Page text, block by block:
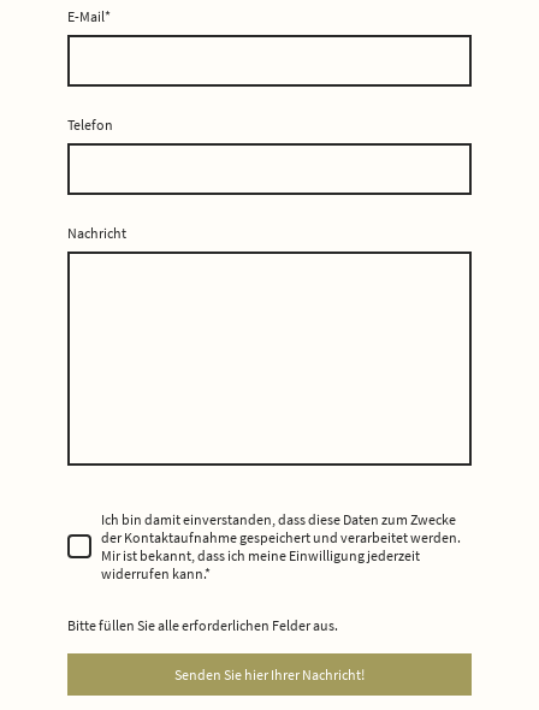
E-Mail*
Telefon
Nachricht
Ich bin damit einverstanden, dass diese Daten zum Zwecke
der Kontaktaufnahme gespeichert und verarbeitet werden.
Mir ist bekannt, dass ich meine Einwilligung jederzeit
widerrufen kann.*
Bitte füllen Sie alle erforderlichen Felder aus.
Senden Sie hier Ihrer Nachricht!